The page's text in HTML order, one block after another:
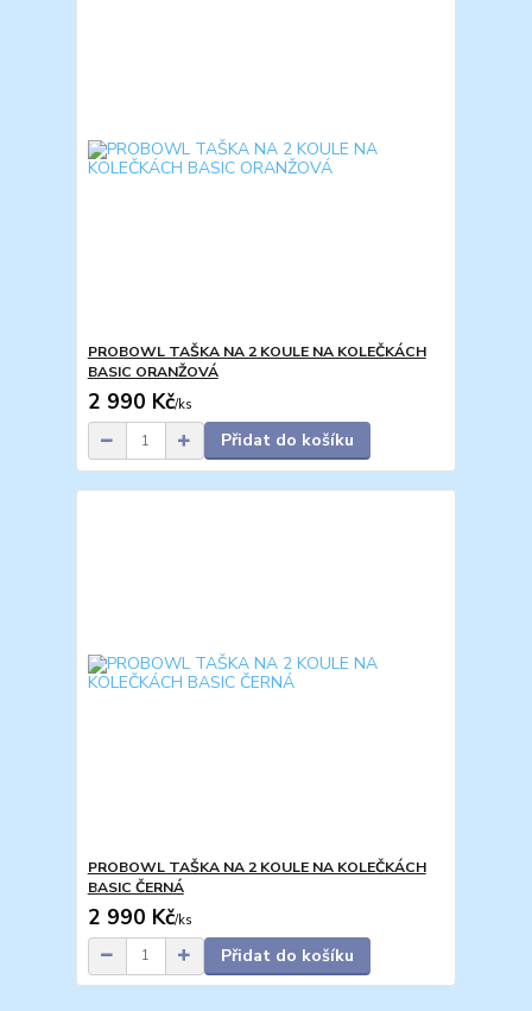
PROBOWL TAŠKA NA 2 KOULE NA KOLEČKÁCH
BASIC ORANŽOVÁ
2 990 Kč/ks
Přidat do košíku
PROBOWL TAŠKA NA 2 KOULE NA KOLEČKÁCH
BASIC ČERNÁ
2 990 Kč/ks
Přidat do košíku